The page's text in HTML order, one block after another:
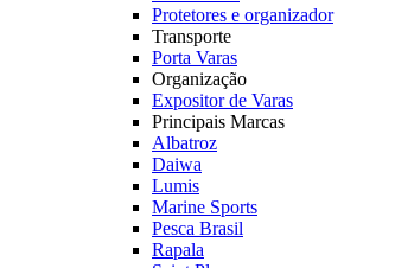
Protetores e organizador
Transporte
Porta Varas
Organização
Expositor de Varas
Principais Marcas
Albatroz
Daiwa
Lumis
Marine Sports
Pesca Brasil
Rapala